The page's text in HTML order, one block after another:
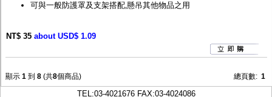
可與一般防護罩及支架搭配,懸吊其他物品之用
NT$ 35 about USD$ 1.09
顯示 1 到 8 (共8個商品) 總頁數: 1
TEL:03-4021676FAX:03-4024086